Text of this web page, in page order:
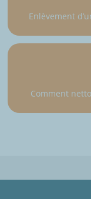
Enlèvement
Comment